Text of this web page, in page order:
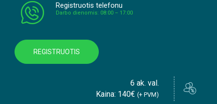
Registruotis telefonu
Darbo dienomis: 08:00 – 17:00
REGISTRUOTIS
6 ak. val.
Kaina: 140€ (+ PVM)